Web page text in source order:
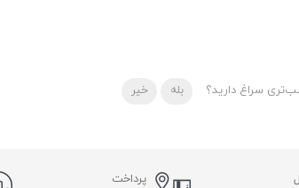
سراغ دارید؟ بله خیر
پرداخت